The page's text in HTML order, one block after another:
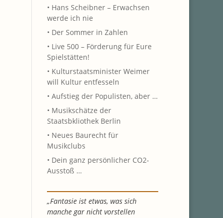
• Hans Scheibner – Erwachsen
werde ich nie
• Der Sommer in Zahlen
• Live 500 – Förderung für Eure
Spielstätten!
• Kulturstaatsminister Weimer
will Kultur entfesseln
• Aufstieg der Populisten, aber …
• Musikschätze der
Staatsbkliothek Berlin
• Neues Baurecht für
Musikclubs
• Dein ganz persönlicher CO2-
Ausstoß …
„Fantasie ist etwas, was sich
manche gar nicht vorstellen